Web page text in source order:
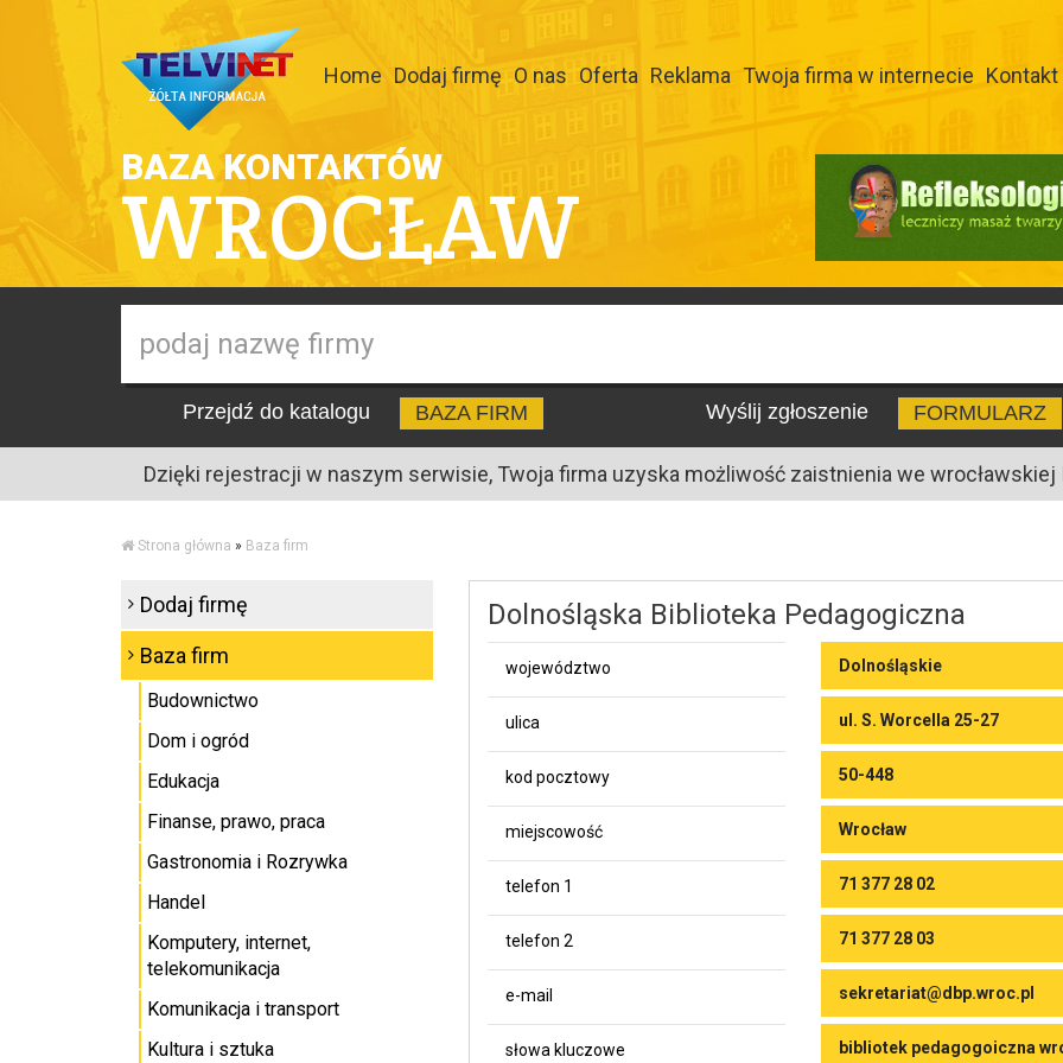
Home Dodaj firmę O nas Oferta Reklama Twoja firma w internecie Kontakt
BAZA KONTAKTÓW
WROCŁAW
Przejdź do katalogu BAZA FIRM Wyślij zgłoszenie FORMULARZ
Dzięki rejestracji w naszym serwisie, Twoja firma uzyska możliwość zaistnienia we wrocławskiej
Strona główna » Baza firm
Dolnośląska Biblioteka Pedagogiczna
województwo Dolnośląskie
ulica ul. S. Worcella 25-27
kod pocztowy 50-448
miejscowość Wrocław
telefon 1 71 377 28 02
telefon 2 71 377 28 03
e-mail sekretariat@dbp.wroc.pl
słowa kluczowe bibliotek pedagogoiczna
Dodaj firmę
Baza firm
Budownictwo
Dom i ogród
Edukacja
Finanse, prawo, praca
Gastronomia i Rozrywka
Handel
Komputery, internet,
telekomunikacja
Komunikacja i transport
Kultura i sztuka